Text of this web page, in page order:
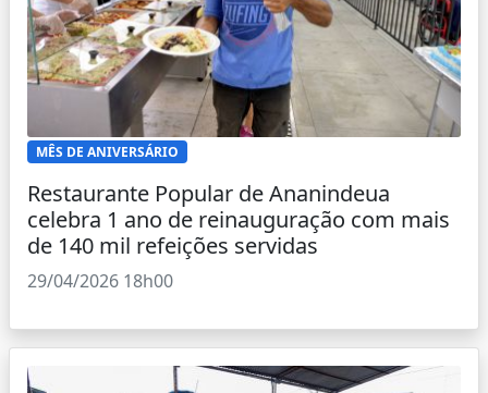
MÊS DE ANIVERSÁRIO
Restaurante Popular de Ananindeua
celebra 1 ano de reinauguração com mais
de 140 mil refeições servidas
29/04/2026 18h00